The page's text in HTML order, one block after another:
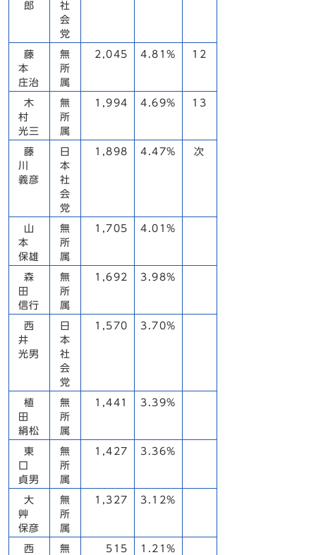
郎
社
会
党
藤
本
庄治
無
所
属
2,045 4.81% 12
木
村
光三
無
所
属
1,994 4.69% 13
藤
川
義彦
日
本
社
会
党
1,898 4.47% 次
山
本
保雄
無
所
属
1,705 4.01%
森
田
信行
無
所
属
1,692 3.98%
西
井
光男
日
本
社
会
党
1,570 3.70%
植
田
絹松
無
所
属
1,441 3.39%
東
口
貞男
無
所
属
1,427 3.36%
大
艸
保彦
無
所
属
1,327 3.12%
西
無
515 1.21%